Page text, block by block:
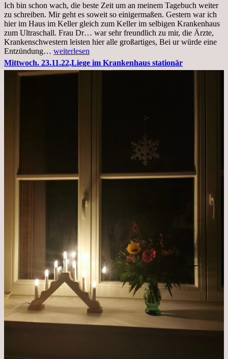
Ich bin schon wach, die beste Zeit um an meinem Tagebuch weiter
zu schreiben. Mir geht es soweit so einigermaßen. Gestern war ich
hier im Haus im Keller gleich zum Keller im selbigen Krankenhaus
zum Ultraschall. Frau Dr… war sehr freundlich zu mir, die Ärzte,
Krankenschwestern leisten hier alle großartiges, Bei ur würde eine
Entzündung… Freitag,
25.11.2022
Kleines
weiterlesen
Mittwoch. 23.11.22,Liege im Krankenhaus stationär